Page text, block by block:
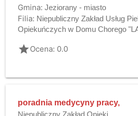
Gmina: Jeziorany - miasto
Filia: Niepubliczny Zakład Usług
Opiekuńczych w Domu Chorego
gradeOcena: 0.0
poradnia medycyny pracy,